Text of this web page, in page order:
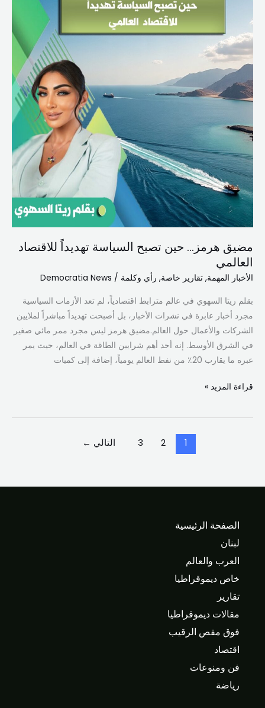
مضيق هرمز… حين تصبح السياسة تهديداً للاقتصاد
العالمي
الأخبار المهمة, تقارير خاصة, رأي وكلمة /
Democratia News
بقلم ريتا السهوي في عالم مترابط اقتصادياً، لم تعد الأزمات السياسية
مجرد أخبار عابرة في نشرات الأخبار، بل أصبحت تهديداً مباشراً لملايين
الشركات والأعمال حول العالم.مضيق هرمز ليس مجرد ممر مائي صغير
في الشرق الأوسط. إنه أحد أهم شرايين الطاقة في العالم، حيث يمر
عبره ما يقارب 20٪ من نفط العالم يومياً، إضافة إلى كميات
للاقتصاد
العالمي
قراءة المزيد »
1
2
3 التالي ←
الصفحة الرئيسية
لبنان
العرب والعالم
خاص ديموقراطيا
تقارير
مقالات ديموقراطيا
فوق مقص الرقيب
اقتصاد
فن ومنوعات
رياضة